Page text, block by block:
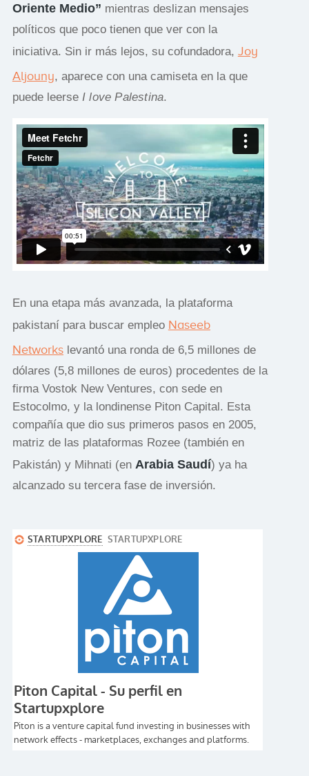
Oriente Medio” mientras deslizan mensajes
políticos que poco tienen que ver con la
iniciativa. Sin ir más lejos, su cofundadora, Joy
Aljouny, aparece con una camiseta en la que
puede leerse I love Palestina.
En una etapa más avanzada, la plataforma
pakistaní para buscar empleo Naseeb
Networkslevantó una ronda de 6,5 millones de
dólares (5,8 millones de euros) procedentes de la
firma Vostok New Ventures, con sede en
Estocolmo, y la londinense Piton Capital. Esta
compañía que dio sus primeros pasos en 2005,
matriz de las plataformas Rozee (también en
Pakistán) y Mihnati (en Arabia Saudí) ya ha
alcanzado su tercera fase de inversión.